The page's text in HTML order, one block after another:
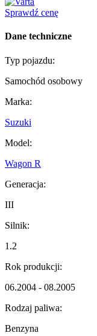
Sprawdź cenę
Dane techniczne
Typ pojazdu:
Samochód osobowy
Marka:
Suzuki
Model:
Wagon R
Generacja:
III
Silnik:
1.2
Rok produkcji:
06.2004 - 08.2005
Rodzaj paliwa:
Benzyna